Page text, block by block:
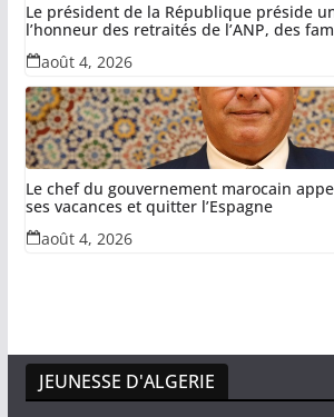
Le président de la République préside
l’honneur des retraités de l’ANP, des
du devoir national et des invalides dans
antiterroriste
août 4, 2026
Le chef du gouvernement marocain appelé à
ses vacances et quitter l’Espagne
août 4, 2026
JEUNESSE D'ALGERIE